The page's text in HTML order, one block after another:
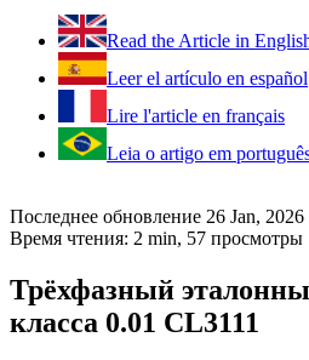
Read the Article in
Leer el artículo en español
Lire l'article en français
Leia o artigo em
Последнее обновление 26 Jan, 2026
Время чтения: 2 min, 57 просмотры
Трёхфазный
класса 0.01 CL3111